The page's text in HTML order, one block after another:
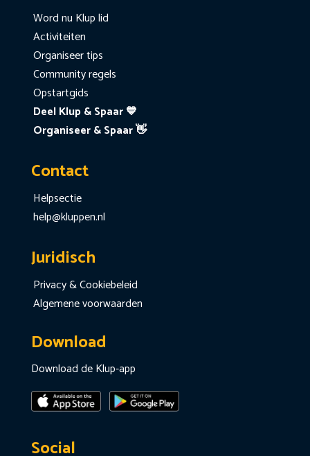
Word nu Klup lid
Activiteiten
Organiseer tips
Community regels
Opstartgids
Deel Klup & Spaar 💙
Organiseer & Spaar 👋
Contact
Helpsectie
help@kluppen.nl
Juridisch
Privacy & Cookiebeleid
Algemene voorwaarden
Download
Download de Klup-app
Social